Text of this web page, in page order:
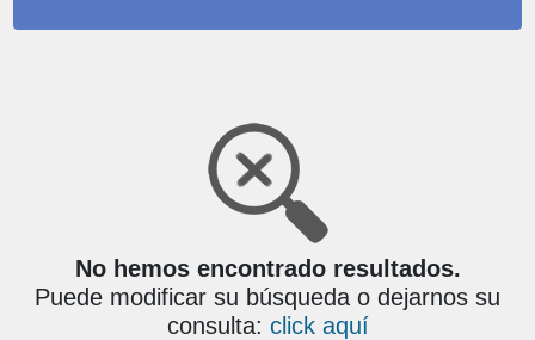
No hemos encontrado resultados.
Puede modificar su búsqueda o dejarnos su
consulta: click aquí